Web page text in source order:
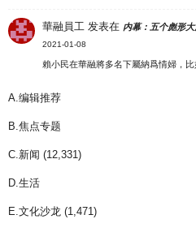
華融員工 发表在 内幕：五个彪形
2021-01-08
賴小民在華融將多名下屬納爲情婦，比
A.编辑推荐
B.焦点专题
C.新闻 (12,331)
D.生活
E.文化沙龙 (1,471)